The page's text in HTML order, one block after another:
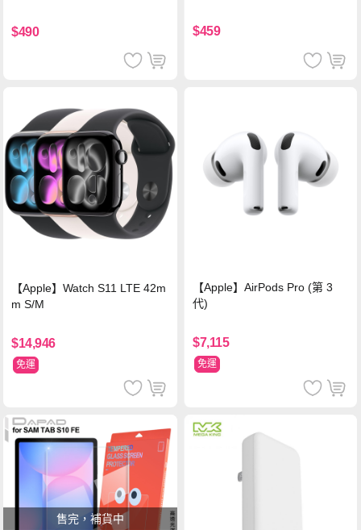
$490 $459
【Apple】Watch S11 LTE 42m
m S/M
$14,946
免運
【Apple】AirPods Pro (第 3
代)
$7,115
免運
售完，補貨中